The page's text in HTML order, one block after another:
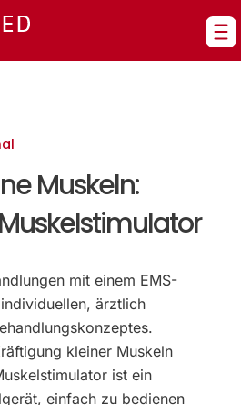
Muskeln:
mit einem EMS-
ärztlich
kleiner Muskeln
ist ein
einfach zu bedienen